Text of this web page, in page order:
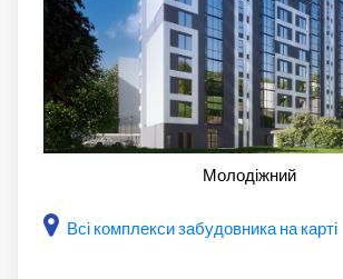
Молодіжний
Всі комплекси забудовника на карті